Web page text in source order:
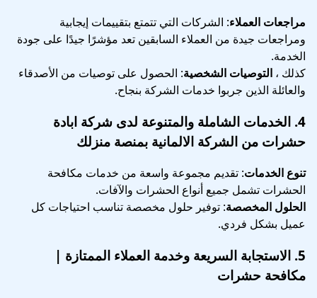
مراجعات العملاء: الشركات التي تتمتع بتقييمات إيجابية
ومراجعات جيدة من العملاء السابقين تعد مؤشرًا جيدًا على جودة
الخدمة.
كذلك ، التوصيات الشخصية: الحصول على توصيات من الأصدقاء
والعائلة الذين جربوا خدمات الشركة بنجاح.
4. الخدمات الشاملة والمتنوعة لدى شركة ابادة
حشرات من الشركة الالمانية بمنصة منزلك
تنوع الخدمات: تقديم مجموعة واسعة من خدمات مكافحة
الحشرات تشمل جميع أنواع الحشرات والآفات.
الحلول المخصصة: توفير حلول مخصصة تناسب احتياجات كل
عميل بشكل فردي.
5. الاستجابة السريعة وخدمة العملاء الممتازة |
مكافحة حشرات